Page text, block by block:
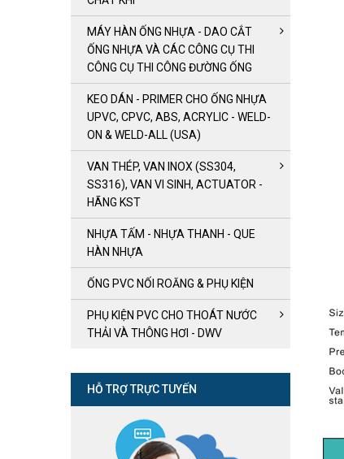
MÁY HÀN ỐNG NHỰA - DAO CẮT
ỐNG NHỰA VÀ CÁC CÔNG CỤ THI
CÔNG CỤ THI CÔNG ĐƯỜNG ỐNG
KEO DÁN - PRIMER CHO ỐNG NHỰA
UPVC, CPVC, ABS, ACRYLIC - WELD-
ON & WELD-ALL (USA)
VAN THÉP, VAN INOX (SS304,
SS316), VAN VI SINH, ACTUATOR -
HÃNG KST
NHỰA TẤM - NHỰA THANH - QUE
HÀN NHỰA
ỐNG PVC NỐI ROĂNG & PHỤ KIỆN
PHỤ KIỆN PVC CHO THOÁT NƯỚC
THẢI VÀ THÔNG HƠI - DWV
HỖ TRỢ TRỰC TUYẾN